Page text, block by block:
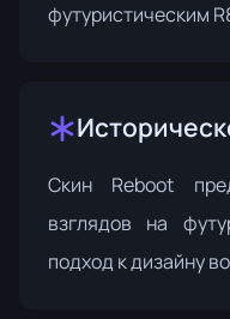
футуристическим
Скин Reboot
взглядов на
подход к дизайну